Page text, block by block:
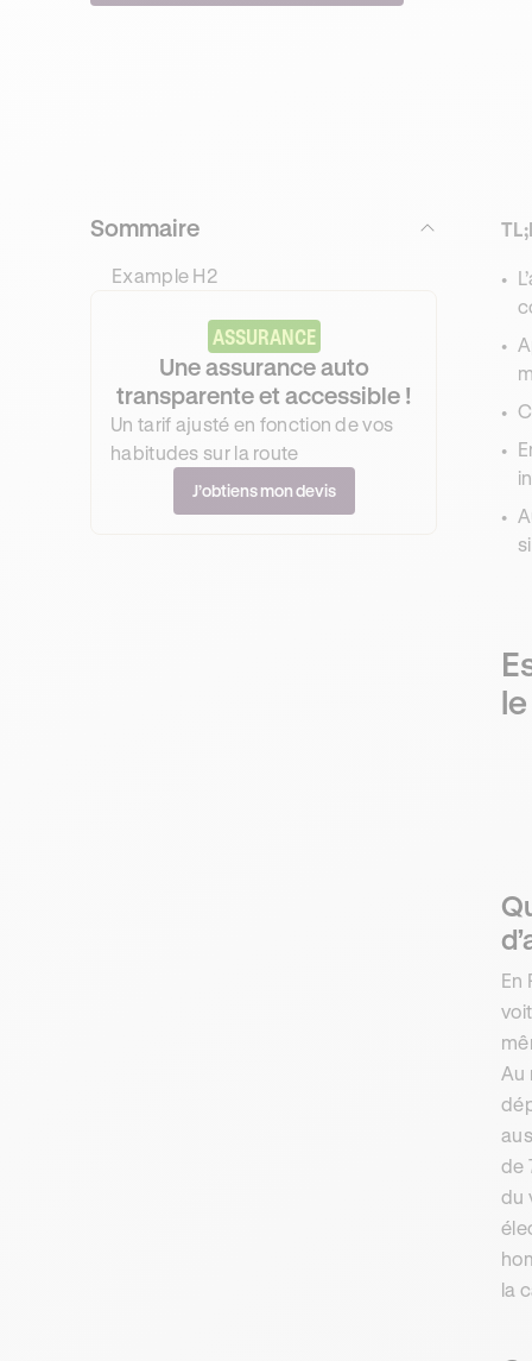
Sommaire
Example H2
ASSURANCE
Une assurance auto
transparente et accessible !
Un tarif ajusté en fonction de vos
habitudes sur la route
J’obtiens mon devis
En
Au
de
du
la